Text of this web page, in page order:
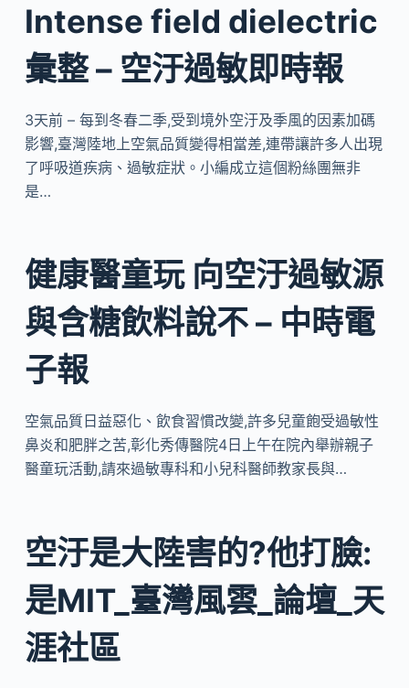
Intense field dielectric
彙整 – 空汙過敏即時報
3天前 – 每到冬春二季,受到境外空汙及季風的因素加碼
影響,臺灣陸地上空氣品質變得相當差,連帶讓許多人出現
了呼吸道疾病、過敏症狀。小編成立這個粉絲團無非
是…
健康醫童玩 向空汙過敏源
與含糖飲料說不 – 中時電
子報
空氣品質日益惡化、飲食習慣改變,許多兒童飽受過敏性
鼻炎和肥胖之苦,彰化秀傳醫院4日上午在院內舉辦親子
醫童玩活動,請來過敏專科和小兒科醫師教家長與…
空汙是大陸害的?他打臉:
是MIT_臺灣風雲_論壇_天
涯社區